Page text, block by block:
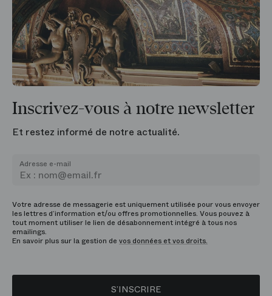
Inscrivez-vous à notre newsletter
Et restez informé de notre actualité.
Adresse e-mail
Votre adresse de messagerie est uniquement utilisée pour vous envoyer
les lettres d’information et/ou offres promotionnelles. Vous pouvez à
tout moment utiliser le lien de désabonnement intégré à tous nos
emailings.
En savoir plus sur la gestion de vos données et vos droits.
S’INSCRIRE